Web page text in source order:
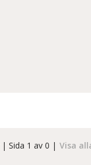
Visa
| Sida 1 av 0 |